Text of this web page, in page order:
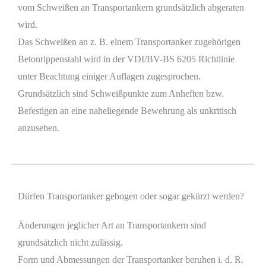
vom Schweißen an Transportankern grundsätzlich abgeraten
wird.
Das Schweißen an z. B. einem Transportanker zugehörigen
Betonrippenstahl wird in der VDI/BV-BS 6205 Richtlinie
unter Beachtung einiger Auflagen zugesprochen.
Grundsätzlich sind Schweißpunkte zum Anheften bzw.
Befestigen an eine naheliegende Bewehrung als unkritisch
anzusehen.
Dürfen Transportanker gebogen oder sogar gekürzt werden?
Änderungen jeglicher Art an Transportankern sind
grundsätzlich nicht zulässig.
Form und Abmessungen der Transportanker beruhen i. d. R.